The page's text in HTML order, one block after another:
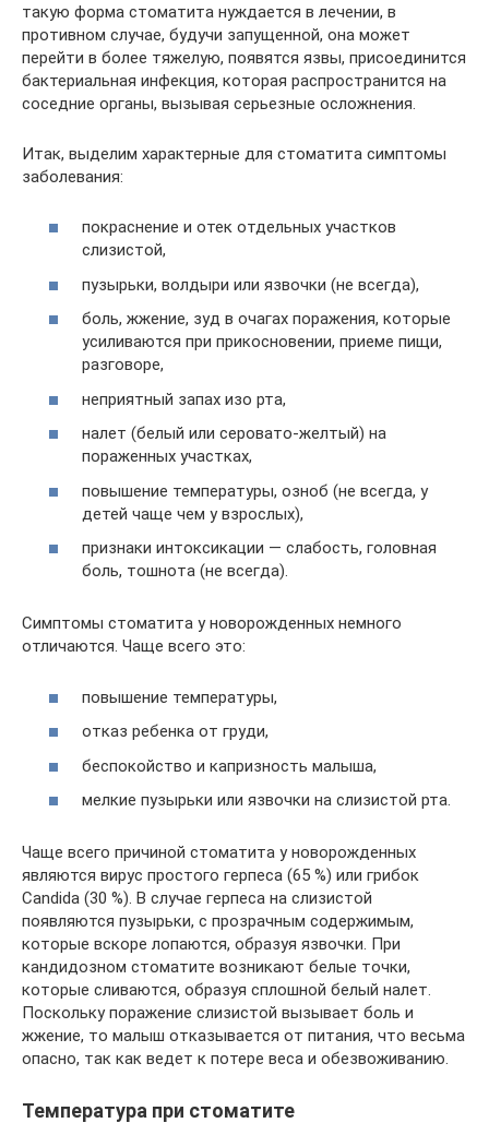
такую форма стоматита нуждается в лечении, в
противном случае, будучи запущенной, она может
перейти в более тяжелую, появятся язвы, присоединится
бактериальная инфекция, которая распространится на
соседние органы, вызывая серьезные осложнения.
Итак, выделим характерные для стоматита симптомы
заболевания:
покраснение и отек отдельных участков
слизистой,
пузырьки, волдыри или язвочки (не всегда),
боль, жжение, зуд в очагах поражения, которые
усиливаются при прикосновении, приеме пищи,
разговоре,
неприятный запах изо рта,
налет (белый или серовато-желтый) на
пораженных участках,
повышение температуры, озноб (не всегда, у
детей чаще чем у взрослых),
признаки интоксикации — слабость, головная
боль, тошнота (не всегда).
Симптомы стоматита у новорожденных немного
отличаются. Чаще всего это:
повышение температуры,
отказ ребенка от груди,
беспокойство и капризность малыша,
мелкие пузырьки или язвочки на слизистой рта.
Чаще всего причиной стоматита у новорожденных
являются вирус простого герпеса (65 %) или грибок
Candida (30 %). В случае герпеса на слизистой
появляются пузырьки, с прозрачным содержимым,
которые вскоре лопаются, образуя язвочки. При
кандидозном стоматите возникают белые точки,
которые сливаются, образуя сплошной белый налет.
Поскольку поражение слизистой вызывает боль и
жжение, то малыш отказывается от питания, что весьма
опасно, так как ведет к потере веса и обезвоживанию.
Температура при стоматите